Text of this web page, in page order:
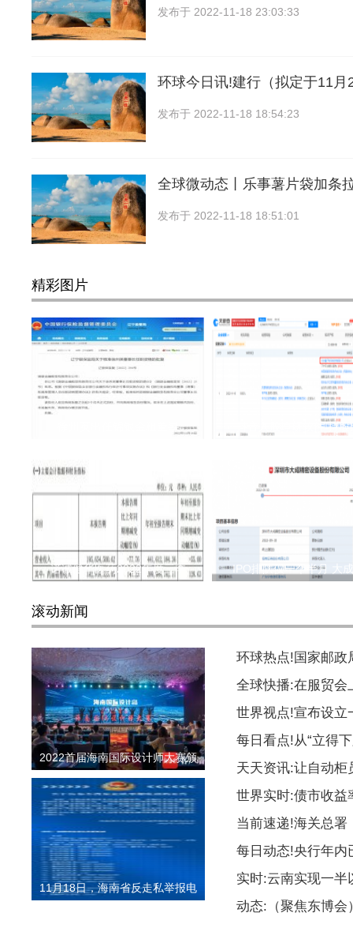
发布于 2022-11-18 23:03:33
环球今日讯!建行（拟定于11月
发布于 2022-11-18 18:54:23
全球微动态丨乐事薯片袋加条
发布于 2022-11-18 18:51:01
精彩图片
徐州英出任锦银金租董事 抖音入股峥研软件 持股
诺诚健华医药2022年度三季 IPO排队仅一个半月 大
滚动新闻
2022首届海南国际设计师大赛颁
11月18日，海南省反走私举报电
环球热点!国家邮政
全球快播:在服贸会
世界视点!宣布设立
每日看点!从“立得
天天资讯:让自动柜
世界实时:债市收益
当前速递!海关总署
每日动态!央行年内
实时:云南实现一半
动态:（聚焦东博会